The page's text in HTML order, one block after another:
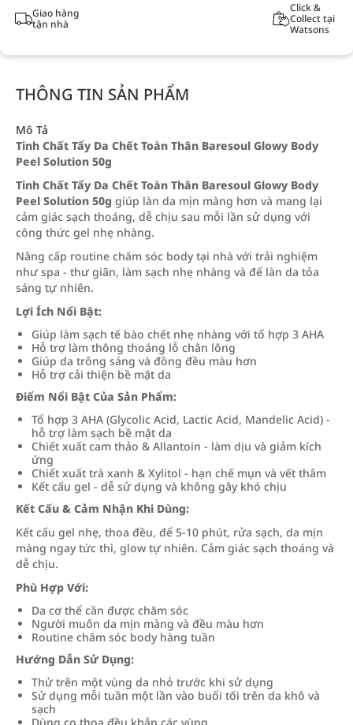
Giao hàng
tận nhà
Click &
Collect tại
Watsons
THÔNG TIN SẢN PHẨM
Mô Tả
Tinh Chất Tẩy Da Chết Toàn Thân Baresoul Glowy Body
Peel Solution 50g
Tinh Chất Tẩy Da Chết Toàn Thân Baresoul Glowy Body
Peel Solution 50g giúp làn da mịn màng hơn và mang lại
cảm giác sạch thoáng, dễ chịu sau mỗi lần sử dụng với
công thức gel nhẹ nhàng.
Nâng cấp routine chăm sóc body tại nhà với trải nghiệm
như spa - thư giãn, làm sạch nhẹ nhàng và để làn da tỏa
sáng tự nhiên.
Lợi Ích Nổi Bật:
Giúp làm sạch tế bào chết nhẹ nhàng với tổ hợp 3 AHA
Hỗ trợ làm thông thoáng lỗ chân lông
Giúp da trông sáng và đồng đều màu hơn
Hỗ trợ cải thiện bề mặt da
Điểm Nổi Bật Của Sản Phẩm:
Tổ hợp 3 AHA (Glycolic Acid, Lactic Acid, Mandelic Acid) -
hỗ trợ làm sạch bề mặt da
Chiết xuất cam thảo & Allantoin - làm dịu và giảm kích
ứng
Chiết xuất trà xanh & Xylitol - hạn chế mụn và vết thâm
Kết cấu gel - dễ sử dụng và không gây khó chịu
Kết Cấu & Cảm Nhận Khi Dùng:
Kết cấu gel nhẹ, thoa đều, để 5-10 phút, rửa sạch, da mịn
màng ngay tức thì, glow tự nhiên. Cảm giác sạch thoáng và
dễ chịu.
Phù Hợp Với:
Da cơ thể cần được chăm sóc
Người muốn da mịn màng và đều màu hơn
Routine chăm sóc body hàng tuần
Hướng Dẫn Sử Dụng:
Thử trên một vùng da nhỏ trước khi sử dụng
Sử dụng mỗi tuần một lần vào buổi tối trên da khô và
sạch